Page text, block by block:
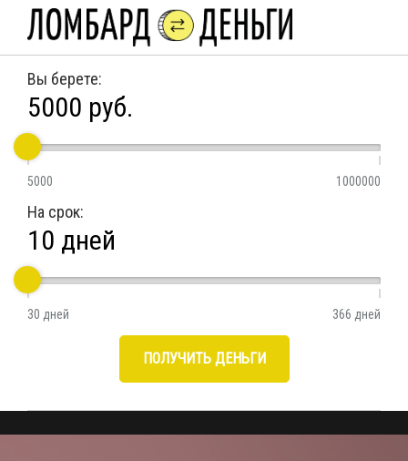
Вы берете:
5000 руб.
5000 1000000
На срок:
10 дней
30 дней 366 дней
ПОЛУЧИТЬ ДЕНЬГИ